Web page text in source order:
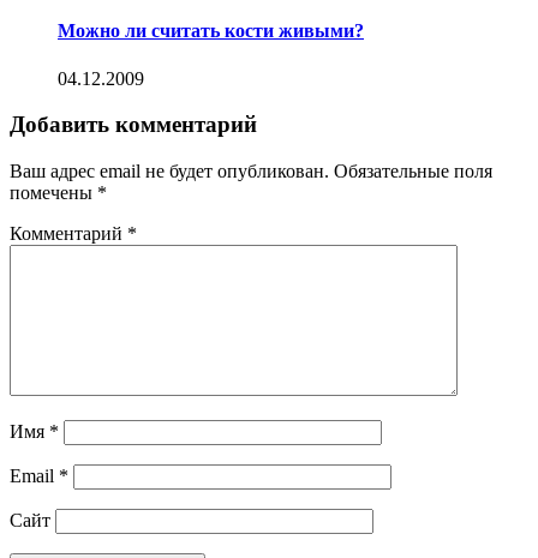
Можно ли считать кости живыми?
04.12.2009
Добавить комментарий
Ваш адрес email не будет опубликован. Обязательные поля
помечены *
Комментарий *
Имя *
Email *
Сайт